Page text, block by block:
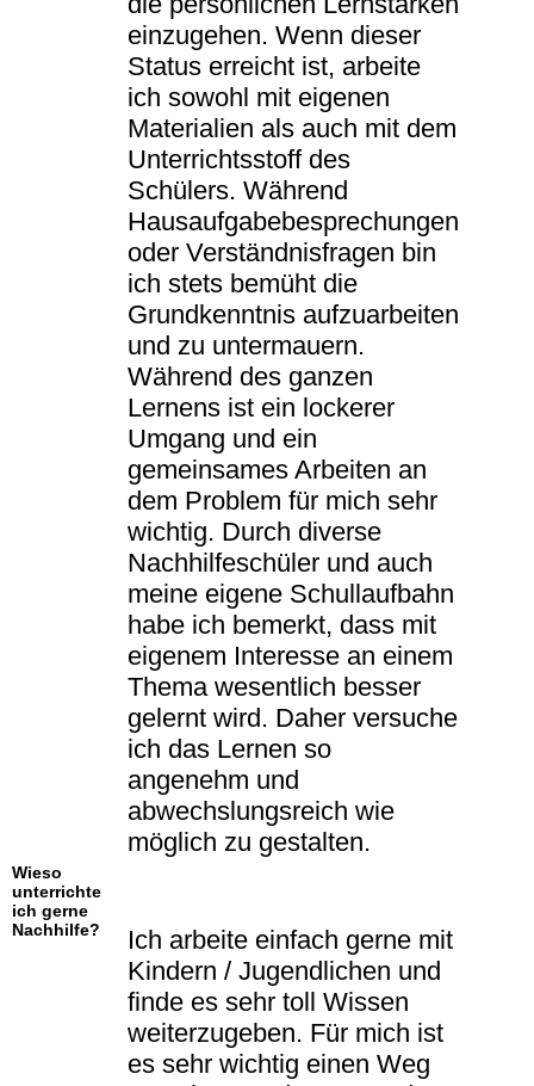
einzugehen. Wenn dieser
Status erreicht ist, arbeite
ich sowohl mit eigenen
Materialien als auch mit dem
Unterrichtsstoff des
Schülers. Während
Hausaufgabebesprechungen
oder Verständnisfragen bin
ich stets bemüht die
Grundkenntnis aufzuarbeiten
und zu untermauern.
Während des ganzen
Lernens ist ein lockerer
Umgang und ein
gemeinsames Arbeiten an
dem Problem für mich sehr
wichtig. Durch diverse
Nachhilfeschüler und auch
meine eigene Schullaufbahn
habe ich bemerkt, dass mit
eigenem Interesse an einem
Thema wesentlich besser
gelernt wird. Daher versuche
ich das Lernen so
angenehm und
abwechslungsreich wie
möglich zu gestalten.
Wieso
unterrichte
ich gerne
Nachhilfe?
Ich arbeite einfach gerne mit
Kindern / Jugendlichen und
finde es sehr toll Wissen
weiterzugeben. Für mich ist
es sehr wichtig einen Weg